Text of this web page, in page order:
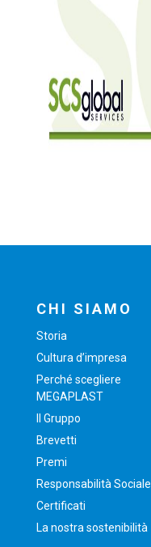
CHI SIAMO
Storia
Cultura d’impresa
Perché scegliere
MEGAPLAST
Il Gruppo
Brevetti
Premi
Responsabilità Sociale
Certificati
La nostra sostenibilità